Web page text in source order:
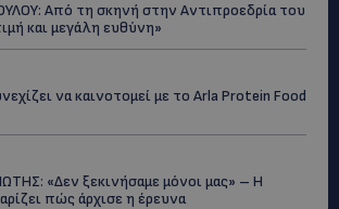
Από τη σκηνή στην Αντιπροεδρία του
και μεγάλη ευθύνη»
να καινοτομεί με το Arla Protein Food
«Δεν ξεκινήσαμε μόνοι μας» – Η
πώς άρχισε η έρευνα